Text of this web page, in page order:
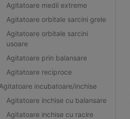
Agitatoare medii extreme
Agitatoare orbitale sarcini grele
Agitatoare orbitale sarcini
usoare
Agitatoare prin balansare
Agitatoare reciproce
Agitatoare incubatoare/inchise
Agitatoare inchise cu balansare
Agitatoare inchise cu racire